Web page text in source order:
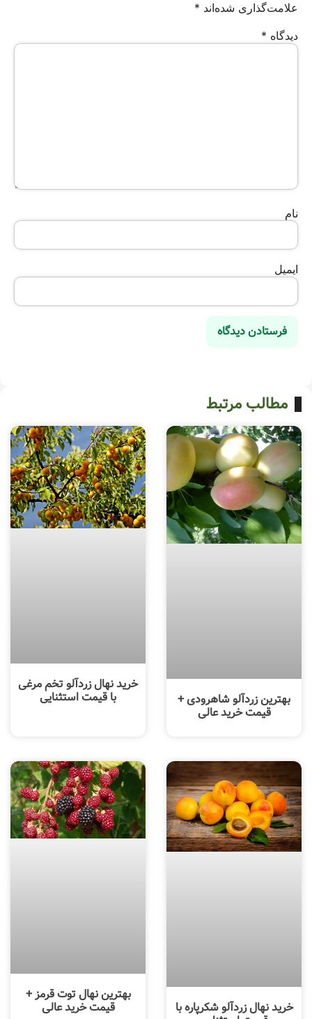
علامت‌گذاری شده‌اند *
دیدگاه *
نام
ایمیل
مطالب مرتبط
بهترین زردآلو شاهرودی +
قیمت خرید عالی
خرید نهال زردآلو تخم مرغی
با قیمت استثنایی
خرید نهال زردآلو شکرپاره با
بهترین نهال توت قرمز +
قیمت خرید عالی